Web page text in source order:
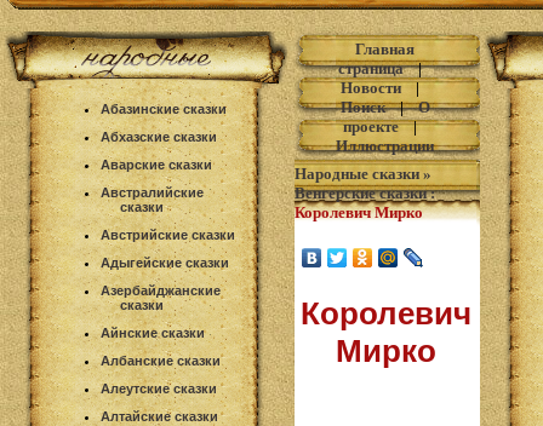
Абазинские сказки
Абхазские сказки
Аварские сказки
Австралийские
сказки
Австрийские сказки
Адыгейские сказки
Азербайджанские
сказки
Айнские сказки
Албанские сказки
Алеутские сказки
Алтайские сказки
Главная
страница|
Новости|
Поиск|О
проекте|
Иллюстрации
Народные сказки »
Венгерские сказки:
Королевич Мирко
Королевич
Мирко